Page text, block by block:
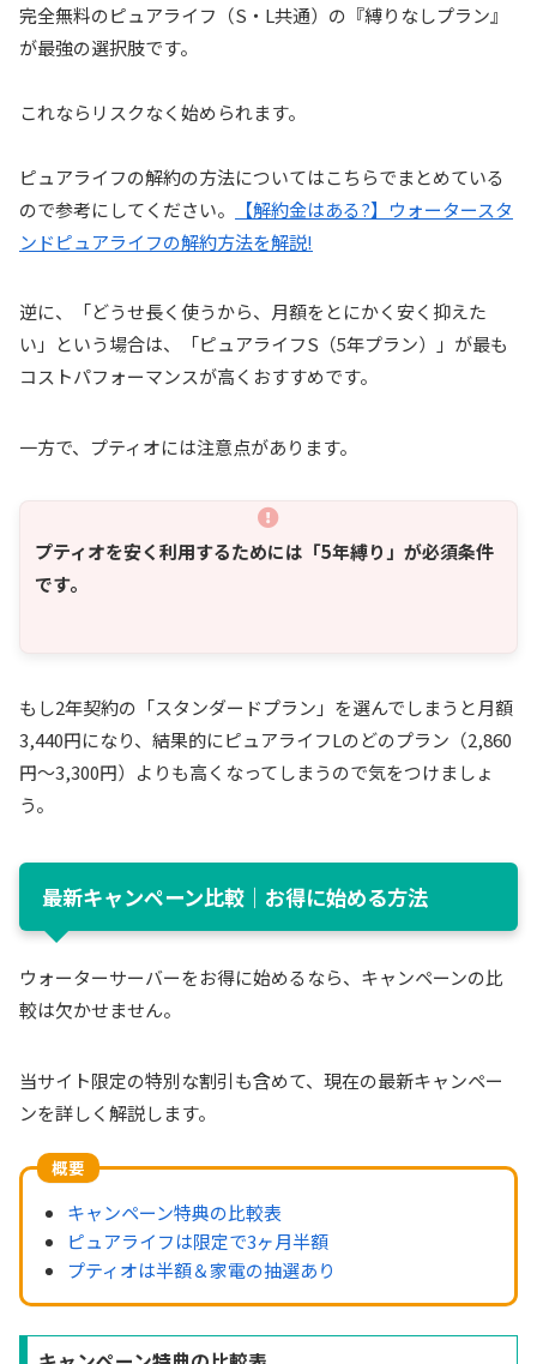
完全無料のピュアライフ（S・L共通）の『縛りなしプラン』
が最強の選択肢です。
これならリスクなく始められます。
ピュアライフの解約の方法についてはこちらでまとめている
ので参考にしてください。
【解約金はある?】ウォータースタ
ンドピュアライフの解約方法を解説!
逆に、「どうせ長く使うから、月額をとにかく安く抑えた
い」という場合は、「ピュアライフS（5年プラン）」が最も
コストパフォーマンスが高くおすすめです。
一方で、プティオには注意点があります。
プティオを安く利用するためには「5年縛り」が必須条件
です。
もし2年契約の「スタンダードプラン」を選んでしまうと月額
3,440円になり、結果的にピュアライフLのどのプラン（2,860
円〜3,300円）よりも高くなってしまうので気をつけましょ
う。
最新キャンペーン比較｜お得に始める方法
ウォーターサーバーをお得に始めるなら、キャンペーンの比
較は欠かせません。
当サイト限定の特別な割引も含めて、現在の最新キャンペー
ンを詳しく解説します。
概要
キャンペーン特典の比較表
ピュアライフは限定で3ヶ月半額
プティオは半額＆家電の抽選あり